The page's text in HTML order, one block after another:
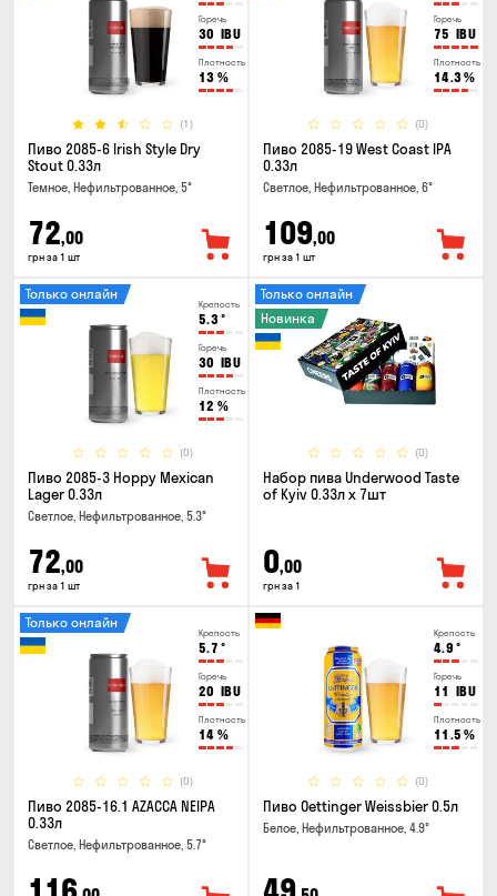
Горечь
30 IBU
Плотность
13 %
(1)
Пиво 2085-6 Irish Style Dry
Stout 0.33л
Темное, Нефильтрованное, 5°
72,00
грн за 1 шт
Горечь
75 IBU
Плотность
14.3%
(0)
Пиво 2085-19 West Coast IPA
0.33л
Светлое, Нефильтрованное, 6°
109,00
грн за 1 шт
Крепость
5.3°
Горечь
30 IBU
Плотность
12 %
(0)
Только онлайн
Пиво 2085-3 Hoppy Mexican
Lager 0.33л
Светлое, Нефильтрованное, 5.3°
72,00
грн за 1 шт
(0)
Только онлайн
Новинка
Набор пива Underwood Taste
of Kyiv 0.33л x 7шт
0,00
грн за 1
Крепость
5.7 °
Горечь
20 IBU
Плотность
14 %
(0)
Только онлайн
Пиво 2085-16.1 AZACCA NEIPA
0.33л
Светлое, Нефильтрованное, 5.7°
Крепость
4.9 °
Горечь
11 IBU
Плотность
11.5 %
(0)
Пиво Oettinger Weissbier 0.5л
Белое, Нефильтрованное, 4.9°